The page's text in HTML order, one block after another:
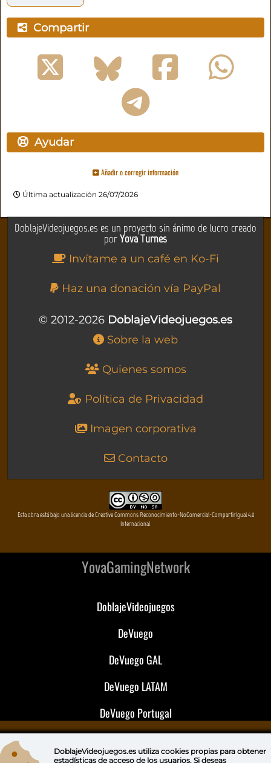
Compartir
Ayudar
Añadir o corregir información
Última actualización 26/07/2026
DoblajeVideojuegos.es es un proyecto sin ánimo de lucro creado
porYova Turnes
Invítame a un café en Ko-Fi
Haz una donación vía PayPal
© 2012-2026 DoblajeVideojuegos.es
Sobre la web
Quienes somos
Política de Privacidad
Imagen corporativa
Contacto
Esta obra está bajo una licencia de Creative Commons Reconocimiento-NoComercial-CompartirIgual 4.0
Internacional
YovaGamingNetwork
DoblajeVideojuegos
DeVuego
DeVuego GAL
DeVuego LATAM
DeVuego Portugal
DoblajeVideojuegos.es utiliza cookies propiaspara obtener
estadísticas de acceso de los usuarios. Si deseas